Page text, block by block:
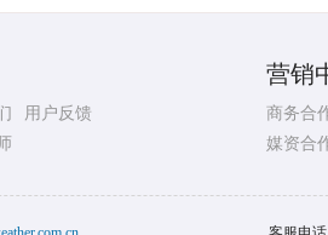
用户反馈
营销
商务合
媒资合